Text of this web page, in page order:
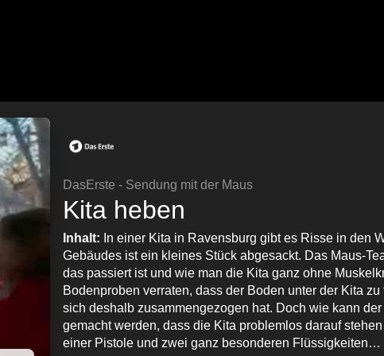
DasErste - Sendung mit der Maus
Kita heben
Inhalt: In einer Kita in Ravensburg gibt es Risse in den
Gebäudes ist ein kleines Stück abgesackt. Das Maus-
das passiert ist und wie man die Kita ganz ohne
Bodenproben verraten, dass der Boden unter der Kita
sich deshalb zusammengezogen hat. Doch wie kann
gemacht werden, dass die Kita problemlos darauf
einer Pistole und zwei ganz besonderen Flüssigkeiten…